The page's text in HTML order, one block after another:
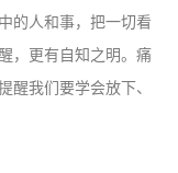
的人和事，把一切看
，更有自知之明。痛
醒我们要学会放下、